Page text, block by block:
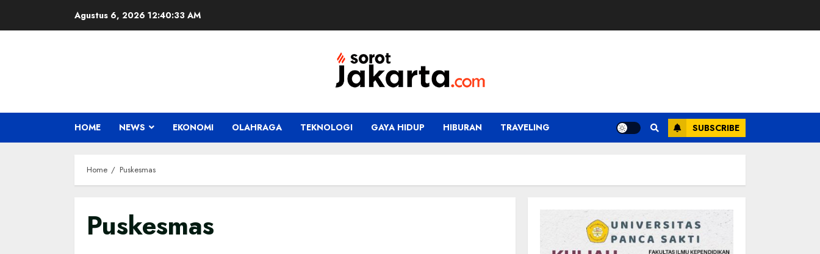
Agustus 6, 2026 12:40:34 AM
HOME NEWS EKONOMI OLAHRAGA TEKNOLOGI GAYA HIDUP HIBURAN TRAVELING SUBSCRIBE
Home Puskesmas
Puskesmas